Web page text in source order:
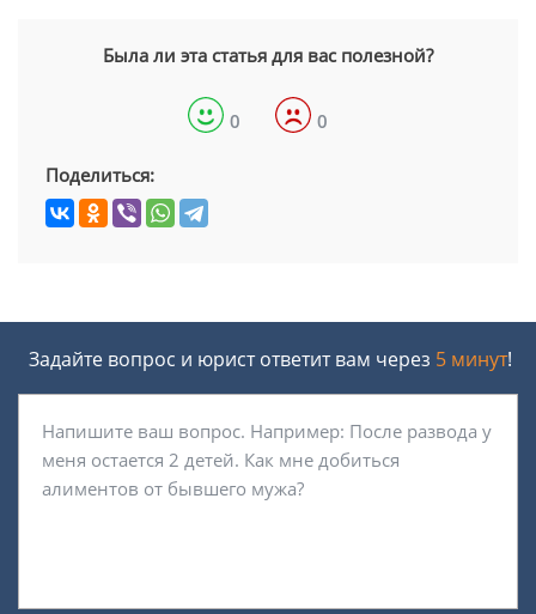
Была ли эта статья для вас полезной?
0 0
Поделиться:
Задайте вопрос и юрист ответит вам через 5 минут!